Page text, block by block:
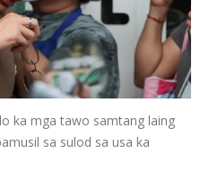
ka mga tawo samtang laing
sa sulod sa usa ka